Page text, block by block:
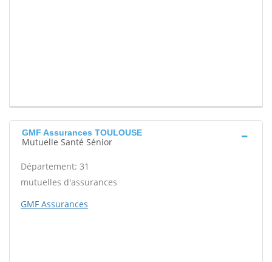
GMF Assurances TOULOUSE
Mutuelle Santé Sénior
Département: 31
mutuelles d'assurances
GMF Assurances